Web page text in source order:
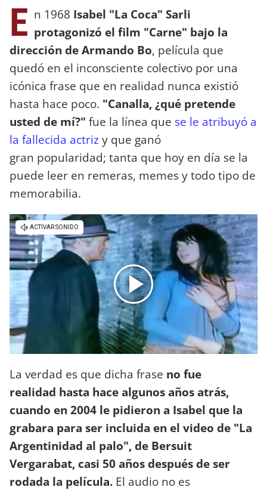
E n 1968 Isabel "La Coca" Sarli
protagonizó el film "Carne" bajo la
dirección de Armando Bo, película que
quedó en el inconsciente colectivo por una
icónica frase que en realidad nunca existió
hasta hace poco. "Canalla, ¿qué pretende
usted de mí?" fue la línea que se le atribuyó a
la fallecida actrizy que ganó
gran popularidad; tanta que hoy en día se la
puede leer en remeras, memes y todo tipo de
memorabilia.
La verdad es que dicha frase no fue
realidad hasta hace algunos años atrás,
cuando en 2004 le pidieron a Isabel que la
grabara para ser incluida en el video de "La
Argentinidad al palo", de Bersuit
Vergarabat, casi 50 años después de ser
rodada la película. El audio no es